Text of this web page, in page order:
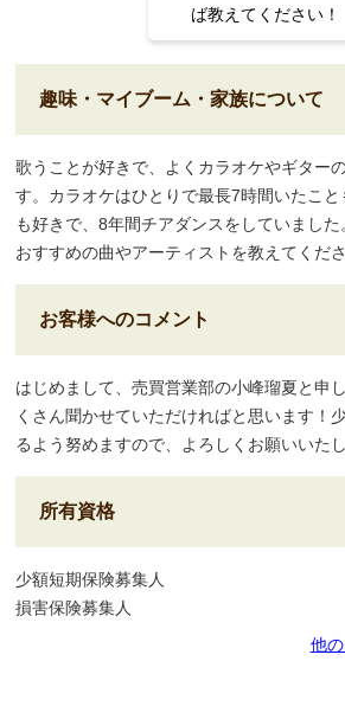
ば教えてください！
趣味・マイブーム・家族について
歌うことが好きで、よくカラオケやギター
す。カラオケはひとりで最長7時間いたこと
も好きで、8年間チアダンスをしていまし
おすすめの曲やアーティストを教えてくださ
お客様へのコメント
はじめまして、売買営業部の小峰瑠夏と申
くさん聞かせていただければと思います！
るよう努めますので、よろしくお願いいた
所有資格
少額短期保険募集人
損害保険募集人
他